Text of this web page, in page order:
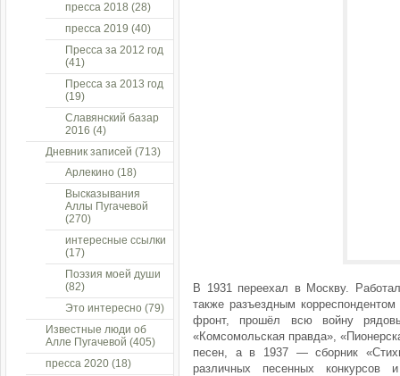
В 1931 переехал в Москву.
также разъездным
фронт, прошёл всю войну
«Комсомольская правда»,
песен, а в 1937 — сборник
различных песенных
пресса 2018 (28)
пресса 2019 (40)
Пресса за 2012 год
(41)
Пресса за 2013 год
(19)
Славянский базар
2016 (4)
Дневник записей (713)
Арлекино (18)
Высказывания
Аллы Пугачевой
(270)
интересные ссылки
(17)
Поэзия моей души
(82)
Это интересно (79)
Известные люди об
Алле Пугачевой (405)
пресса 2020 (18)